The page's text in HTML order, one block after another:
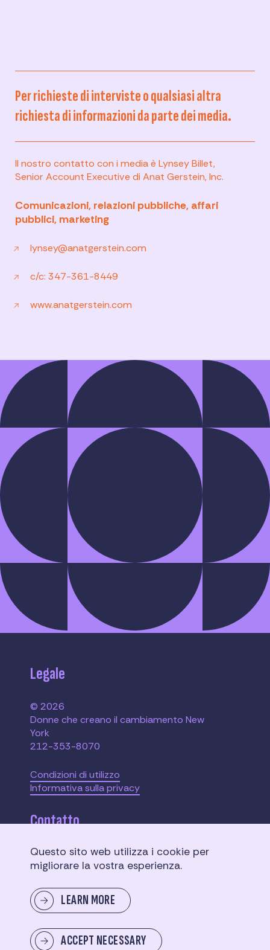
Per richieste di interviste o qualsiasi altra
richiesta di informazioni da parte dei media.
Il nostro contatto con i media è Lynsey Billet,
Senior Account Executive di Anat Gerstein, Inc.
Comunicazioni, relazioni pubbliche, affari
pubblici, marketing
lynsey@anatgerstein.com
c/c: 347-361-8449
www.anatgerstein.com
Legale
© 2026
Donne che creano il cambiamento New
York
212-353-8070
Condizioni di utilizzo
Informativa sulla privacy
Contatto
110 W. 40th Street,
Suite 2207
Inviaci un messaggio
Questo sito web utilizza i cookie per
migliorare la vostra esperienza.
LEARN MORE
ACCEPT NECESSARY